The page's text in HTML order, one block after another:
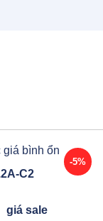
-5%
C2
Original
price